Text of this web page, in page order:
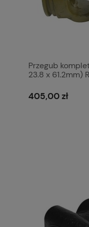
Przegub
23.8 x 61.2mm)
Referencyjny:
405,00 zł